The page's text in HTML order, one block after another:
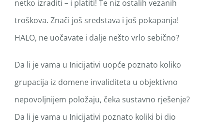
netko izraditi – i platiti! Te niz ostalih vezanih
troškova. Znači još sredstava i još pokapanja!
HALO, ne uočavate i dalje nešto vrlo sebično?
Da li je vama u Inicijativi uopće poznato koliko
grupacija iz domene invaliditeta u objektivno
nepovoljnijem položaju, čeka sustavno rješenje?
Da li je vama u Inicijativi poznato koliki bi dio